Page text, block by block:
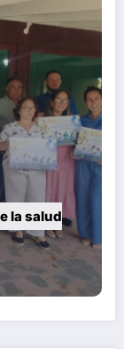
la salud